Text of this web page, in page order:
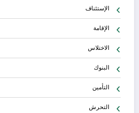
الإستئناف
الإقامة
الاختلاس
البنوك
التأمين
التحرش